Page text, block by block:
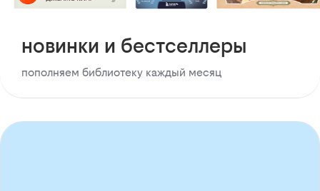
новинки и бестселлеры
пополняем библиотеку каждый месяц